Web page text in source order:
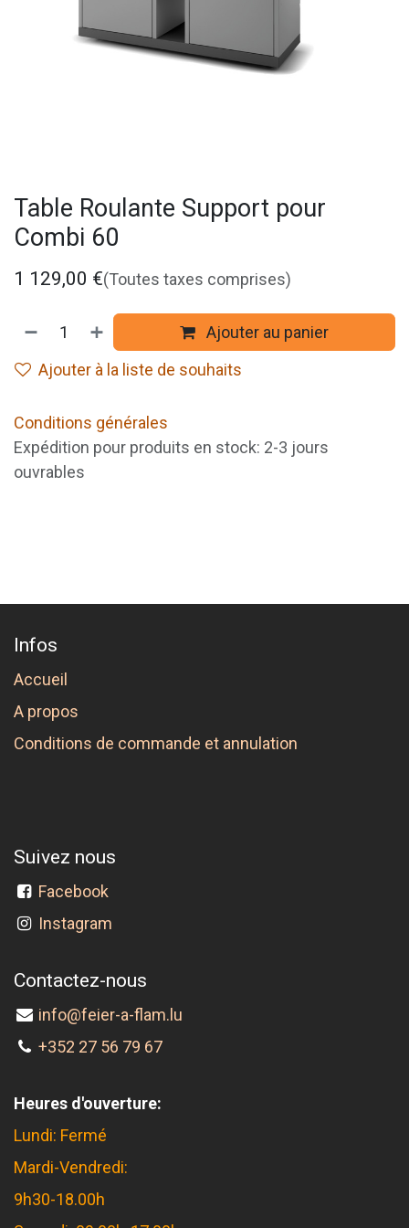
Table Roulante Support pour
Combi 60
1 129,00 €(Toutes taxes comprises)
Ajouter au panier
Ajouter à la liste de souhaits
Conditions générales
Expédition pour produits en stock: 2-3 jours
ouvrables
Infos
Accueil
A propos
Conditions de commande et annulation
Suivez nous
Facebook
Instagram
Contactez-nous
info@feier-a-flam.lu
+352 27 56 79 67
Heures d'ouverture:
Lundi: Fermé
Mardi-Vendredi:
9h30-18.00h